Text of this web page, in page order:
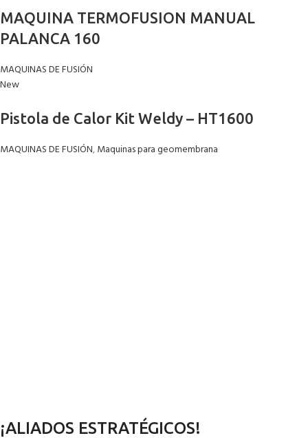
MAQUINA TERMOFUSION MANUAL
PALANCA 160
MAQUINAS DE FUSIÓN
New
Pistola de Calor Kit Weldy – HT1600
MAQUINAS DE FUSIÓN,Maquinas para geomembrana
¡ALIADOS ESTRATÉGICOS!